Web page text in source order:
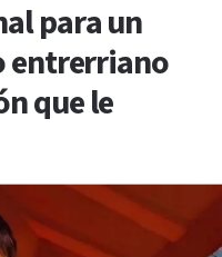
para un
entrerriano
que le